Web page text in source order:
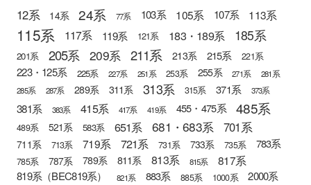
12系 14系 24系 77系 103系 105系 107系 113系
115系 117系 119系 121系 183・189系 185系
201系 205系 209系 211系 213系 215系 221系
223・125系 225系 227系 251系 253系 255系 271系
281系
285系
287系 289系 311系 313系 315系 371系 373系
381系 383系 415系 417系 419系 455・475系 485系
489系 521系 583系 651系 681・683系 701系
711系 713系 719系 721系 731系 733系 735系 783系
785系 787系 789系 811系 813系 815系 817系
819系（BEC819系） 821系 883系 885系 1000系 2000系